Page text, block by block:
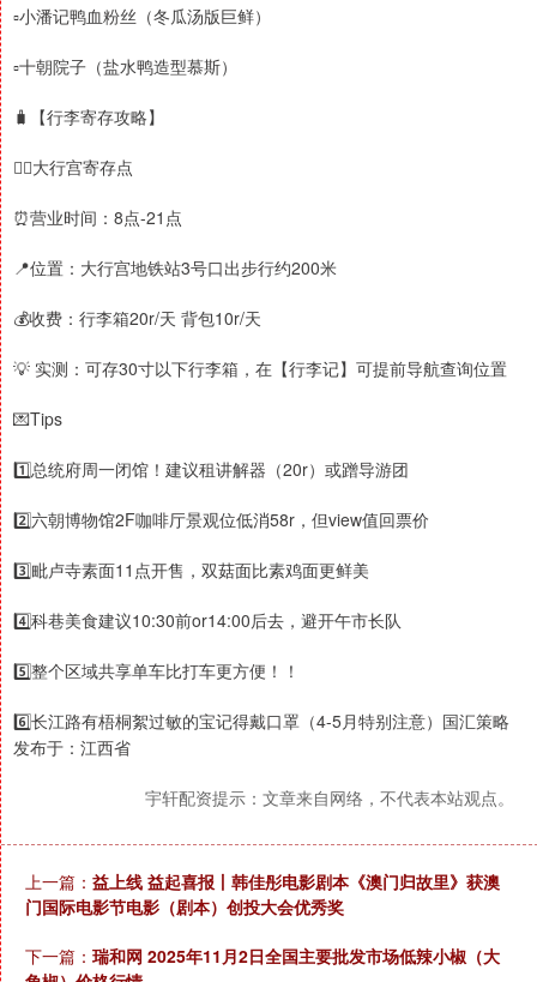
▫️小潘记鸭血粉丝（冬瓜汤版巨鲜）
▫️十朝院子（盐水鸭造型慕斯）
🧳【行李寄存攻略】
👉🏻大行宫寄存点
⏰营业时间：8点-21点
📍位置：大行宫地铁站3号口出步行约200米
💰收费：行李箱20r/天 背包10r/天
💡 实测：可存30寸以下行李箱，在【行李记】可提前导航查询位置
💌Tips
1️⃣总统府周一闭馆！建议租讲解器（20r）或蹭导游团
2️⃣六朝博物馆2F咖啡厅景观位低消58r，但view值回票价
3️⃣毗卢寺素面11点开售，双菇面比素鸡面更鲜美
4️⃣科巷美食建议10:30前or14:00后去，避开午市长队
5️⃣整个区域共享单车比打车更方便！！
6️⃣长江路有梧桐絮过敏的宝记得戴口罩（4-5月特别注意）国汇策略
发布于：江西省
宇轩配资提示：文章来自网络，不代表本站观点。
上一篇： 益上线 益起喜报丨韩佳彤电影剧本《澳门归故里》获澳
门国际电影节电影（剧本）创投大会优秀奖
下一篇： 瑞和网 2025年11月2日全国主要批发市场低辣小椒（大